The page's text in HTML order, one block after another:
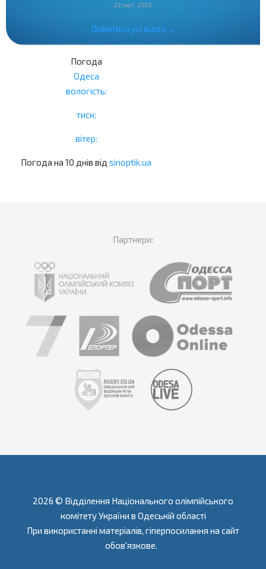
22 лют. 2025
Дивитися усі відео→
Погода
Одеса
вологість:
тиск:
вітер:
Погода на 10 днів від sinoptik.ua
Партнери:
2026 © Відділення Національного олімпійського
комітету України в Одеській області
При використанні матеріалів, гіперпосилання на сайт
обов'язкове.